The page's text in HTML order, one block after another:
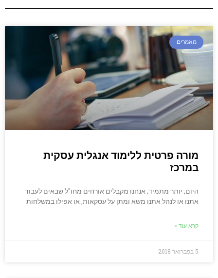
מאמרים
מורה פרטית ללימוד אנגלית עסקית
במרכז
היום, יותר מתמיד, אנחנו מקבלים אורחים מחו"ל שבאים לעבוד
אתנו או לנהל אתנו משא ומתן על עסקאות, או אפילו במשלחות
קרא עוד »
5 בפברואר 2018